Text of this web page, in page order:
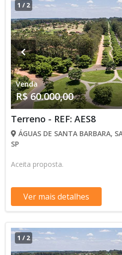
1 / 2
Venda
R$ 60.000,00
Terreno - REF: AES8
ÁGUAS DE SANTA BARBARA,
SP
Aceita proposta.
Ver mais detalhes
1 / 2